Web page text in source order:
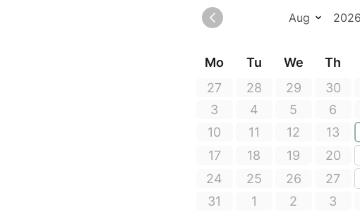
Sur réservation
Mo Tu We Th
27
28 29 30
3
4 5 6
10
11 12 13
17
18 19 20
24
25 26 27
31
1 2 3